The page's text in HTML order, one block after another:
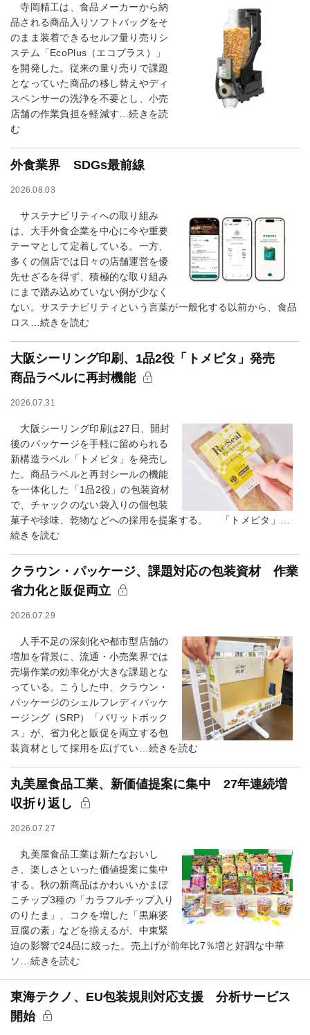
寺岡精工は、食品メーカーから納
品される商品入りソフトバッグをそ
のまま装着できるセルフ量り売りシ
ステム「EcoPlus（エコプラス）」
を開発した。従来の量り売りで課題
となっていた商品の移し替えやディ
スペンサーの洗浄を不要とし、小売
店舗の作業負担を軽減す…続きを読
む
外食業界 SDGs最前線
2026.08.03
サステナビリティへの取り組み
は、大手外食企業を中心に今や重要
テーマとして定着している。一方、
多くの個店では日々の店舗運営を優
先せざるを得ず、積極的な取り組み
にまで踏み込めていない例が少なく
ない。サステナビリティという言葉が一般化する以前から、食品
ロス…続きを読む
大阪シーリング印刷、1品2役「トメピタ」発売
商品ラベルに再封機能
2026.07.31
大阪シーリング印刷は27日、開封
後のパッケージを手軽に留められる
新構造ラベル「トメピタ」を発売し
た。商品ラベルと再封シールの機能
を一体化した「1品2役」の包装資材
で、チャックのない袋入りの個包装
菓子や珍味、乾物などへの採用を提案する。 「トメピタ」…
続きを読む
クラウン・パッケージ、課題対応の包装資材 作業
省力化と販促両立
2026.07.29
人手不足の深刻化や都市型店舗の
増加を背景に、流通・小売業界では
売場作業の効率化が大きな課題とな
っている。こうした中、クラウン・
パッケージのシェルフレディパッケ
ージング（SRP）「バリットボック
ス」が、省力化と販促を両立する包
装資材として採用を広げてい…続きを読む
丸美屋食品工業、新価値提案に集中 27年連続増
収折り返し
2026.07.27
丸美屋食品工業は新たなおいし
さ、楽しさといった価値提案に集中
する。秋の新商品はかわいいかまぼ
こチップ3種の「カラフルチップ入り
のりたま」、コクを増した「黒麻婆
豆腐の素」などを揃えるが、中東緊
迫の影響で24品に絞った。売上げが前年比7％増と好調な中華
ソ…続きを読む
東海テクノ、EU包装規則対応支援 分析サービス
開始